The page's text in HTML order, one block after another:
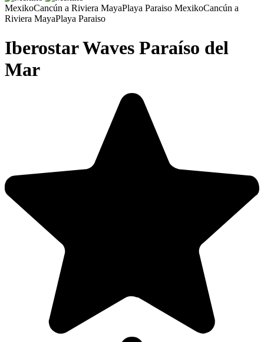
MexikoCancún a Riviera MayaPlaya Paraiso MexikoCancún a
Riviera MayaPlaya Paraiso
Iberostar Waves Paraíso del
Mar